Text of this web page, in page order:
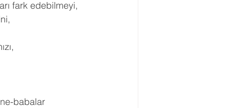
fark edebilmeyi,
babalar